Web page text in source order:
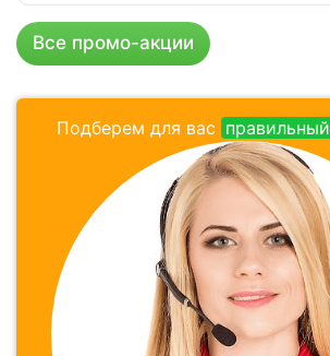
Все промо-акции
Подберем для вас правильный